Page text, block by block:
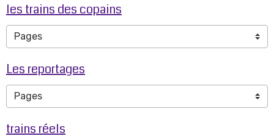
les trains des copains
Les reportages
trains réels